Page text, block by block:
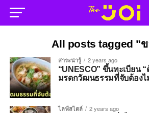
All posts tagged "
สาระน่ารู้ 2 years ago
“UNESCO” ขึ้นทะเบียน
มรดกวัฒนธรรมที่จับต้อง
ไลฟ์สไตล์ 2 years ago